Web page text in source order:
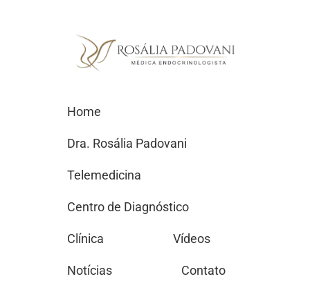
Home
Dra. Rosália Padovani
Telemedicina
Centro de Diagnóstico
Clínica Vídeos
Notícias Contato